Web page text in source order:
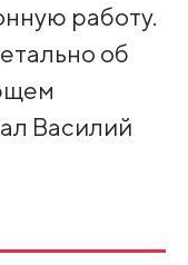
работу.
об
Василий